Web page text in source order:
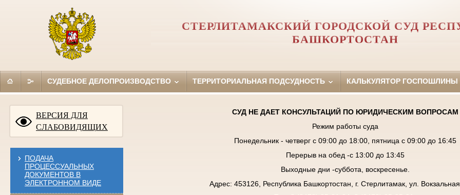
СТЕРЛИТАМАКСКИЙ ГОРОДСКОЙ СУД
БАШКОРТОСТАН
СУДЕБНОЕ ДЕЛОПРОИЗВОДСТВО ТЕРРИТОРИАЛЬНАЯ ПОДСУДНОСТЬ КАЛЬКУЛЯТОР ГОСПОШЛИНЫ
ВЕРСИЯ ДЛЯ
СЛАБОВИДЯЩИХ
ПОДАЧА
ПРОЦЕССУАЛЬНЫХ
ДОКУМЕНТОВ В
ЭЛЕКТРОННОМ ВИДЕ
СУД НЕ ДАЕТ КОНСУЛЬТАЦИЙ ПО ЮРИДИЧЕСКИМ ВОПРОСАМ
Режим работы суда
Понедельник - четверг с 09:00 до 18:00, пятница с 09:00 до 16:45
Перерыв на обед -с 13:00 до 13:45
Выходные дни -суббота, воскресенье.
Адрес: 453126, Республика Башкортостан, г. Стерлитамак, ул.